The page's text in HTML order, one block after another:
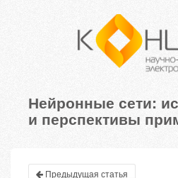
Нейронные сети:
и перспективы
Предыдущая статья